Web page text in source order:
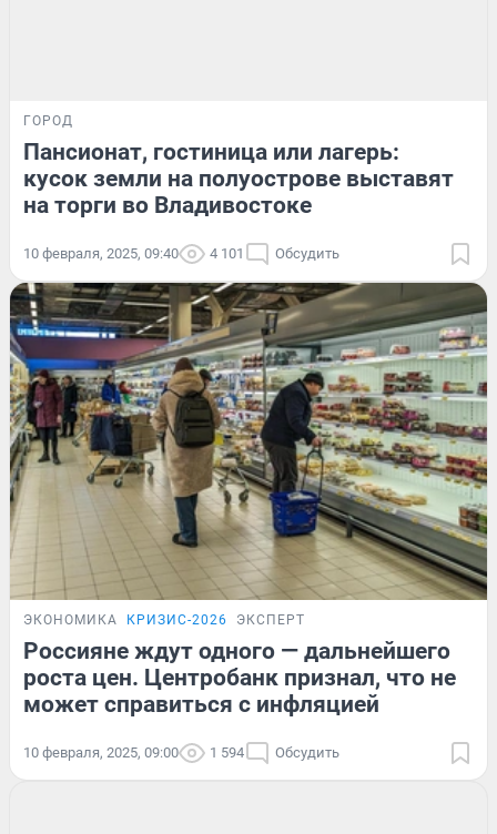
ГОРОД
Пансионат, гостиница или лагерь:
кусок земли на полуострове выставят
на торги во Владивостоке
10 февраля, 2025, 09:40 4 101 Обсудить
ЭКОНОМИКА КРИЗИС-2026 ЭКСПЕРТ
Россияне ждут одного — дальнейшего
роста цен. Центробанк признал, что не
может справиться с инфляцией
10 февраля, 2025, 09:00 1 594 Обсудить